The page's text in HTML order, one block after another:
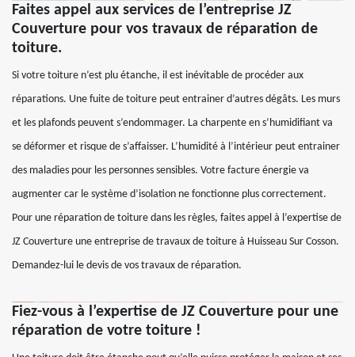
Faites appel aux services de l’entreprise JZ
Couverture pour vos travaux de réparation de
toiture.
Si votre toiture n’est plu étanche, il est inévitable de procéder aux
réparations. Une fuite de toiture peut entrainer d’autres dégâts. Les murs
et les plafonds peuvent s’endommager. La charpente en s’humidifiant va
se déformer et risque de s’affaisser. L’humidité à l’intérieur peut entrainer
des maladies pour les personnes sensibles. Votre facture énergie va
augmenter car le système d’isolation ne fonctionne plus correctement.
Pour une réparation de toiture dans les règles, faites appel à l’expertise de
JZ Couverture une entreprise de travaux de toiture à Huisseau Sur Cosson.
Demandez-lui le devis de vos travaux de réparation.
Fiez-vous à l’expertise de JZ Couverture pour une
réparation de votre toiture !